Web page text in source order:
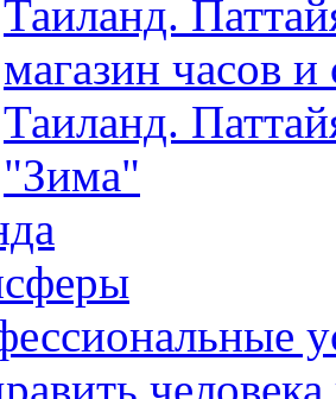
Таиланд.
магазин часов
Таиланд.
"Зима"